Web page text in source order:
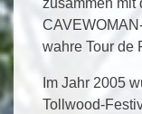
zusammen mit
wahre Tour de
Im Jahr 2005
Tollwood-